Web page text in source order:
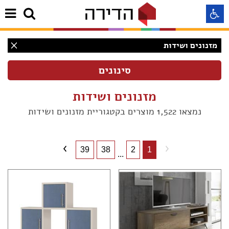
מזנונים ושידות
(1)
(1)
(495)
(313)
מזנונים ושידות
נמצאו 1,522 מוצרים בקטגוריית מזנונים ושידות
1
2
...
38
39
התאמה לקורא מסך
התאמה לכבדי ראיה
הדגשת קישורים
Aא Aא Aא